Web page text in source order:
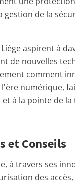
gestion de la
aspirent à
de nouvelles
comment
numérique,
à la pointe de la
et Conseils
à travers ses
des accès,